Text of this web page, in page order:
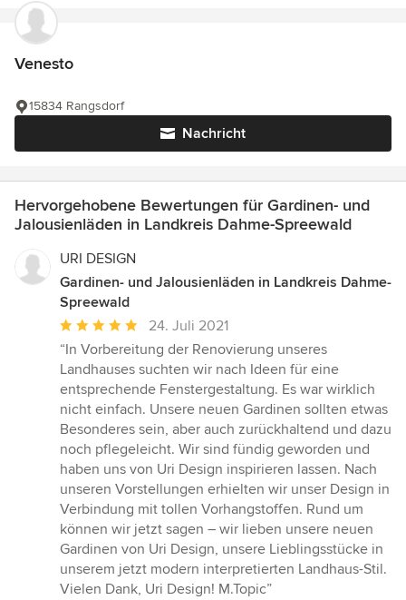
Venesto
Nachricht
15834 Rangsdorf
Hervorgehobene Bewertungen für Gardinen- und
Jalousienläden in Landkreis Dahme-Spreewald
URI DESIGN
Gardinen- und Jalousienläden in Landkreis Dahme-
Spreewald
Durchschnittliche
Bewertung:
5
von
5
Sternen
24. Juli 2021
“In Vorbereitung der Renovierung unseres
Landhauses suchten wir nach Ideen für eine
entsprechende Fenstergestaltung. Es war wirklich
nicht einfach. Unsere neuen Gardinen sollten etwas
Besonderes sein, aber auch zurückhaltend und dazu
noch pflegeleicht. Wir sind fündig geworden und
haben uns von Uri Design inspirieren lassen. Nach
unseren Vorstellungen erhielten wir unser Design in
Verbindung mit tollen Vorhangstoffen. Rund um
können wir jetzt sagen – wir lieben unsere neuen
Gardinen von Uri Design, unsere Lieblingsstücke in
unserem jetzt modern interpretierten Landhaus-Stil.
Vielen Dank, Uri Design! M.Topic”